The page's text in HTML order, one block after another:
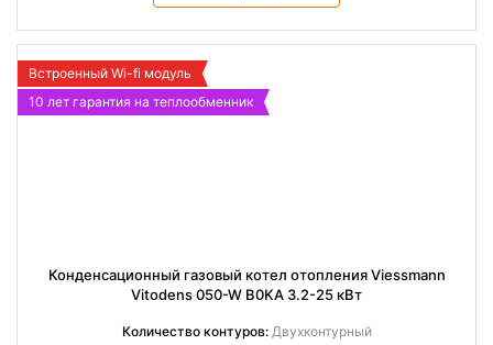
Встроенный Wi-fi модуль
10 лет гарантия на теплообменник
Конденсационный газовый котел отопления Viessmann
Vitodens 050-W B0KA 3.2-25 кВт
Количество контуров:Двухконтурный